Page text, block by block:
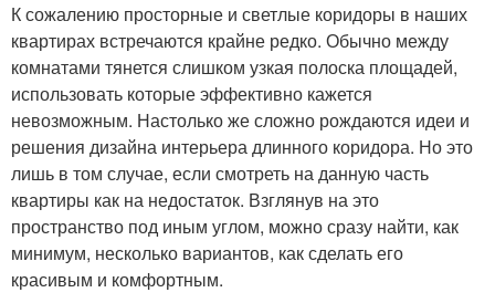
К сожалению просторные и светлые коридоры в наших
квартирах встречаются крайне редко. Обычно между
комнатами тянется слишком узкая полоска площадей,
использовать которые эффективно кажется
невозможным. Настолько же сложно рождаются идеи и
решения дизайна интерьера длинного коридора. Но это
лишь в том случае, если смотреть на данную часть
квартиры как на недостаток. Взглянув на это
пространство под иным углом, можно сразу найти, как
минимум, несколько вариантов, как сделать его
красивым и комфортным.